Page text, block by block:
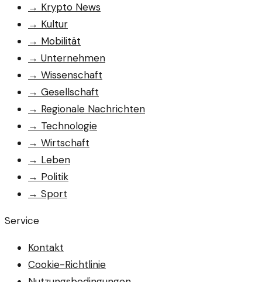
→ Krypto News
→ Kultur
→ Mobilität
→ Unternehmen
→ Wissenschaft
→ Gesellschaft
→ Regionale Nachrichten
→ Technologie
→ Wirtschaft
→ Leben
→ Politik
→ Sport
Service
Kontakt
Cookie-Richtlinie